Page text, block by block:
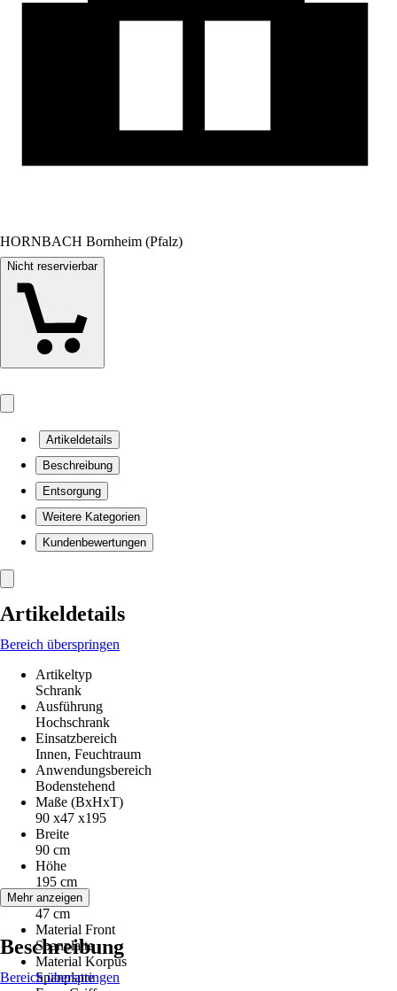
HORNBACH Bornheim (Pfalz)
Nicht reservierbar
Artikeldetails
Beschreibung
Entsorgung
Weitere Kategorien
Kundenbewertungen
Artikeldetails
Bereich überspringen
Artikeltyp
Schrank
Ausführung
Hochschrank
Einsatzbereich
Innen, Feuchtraum
Anwendungsbereich
Bodenstehend
Maße (BxHxT)
90 x47 x195
Breite
90 cm
Höhe
195 cm
Tiefe
47 cm
Material Front
Spanplatte
Material Korpus
Spanplatte
Mehr anzeigen
Beschreibung
Bereich überspringen